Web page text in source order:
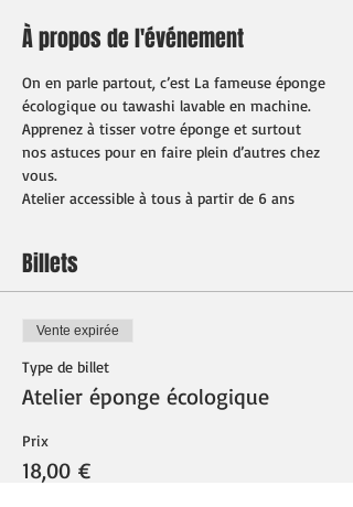
À propos de l'événement
On en parle partout, c’est La fameuse éponge
écologique ou tawashi lavable en machine.
Apprenez à tisser votre éponge et surtout
nos astuces pour en faire plein d’autres chez
vous.
Atelier accessible à tous à partir de 6 ans
Billets
Vente expirée
Type de billet
Atelier éponge écologique
Prix
18,00 €